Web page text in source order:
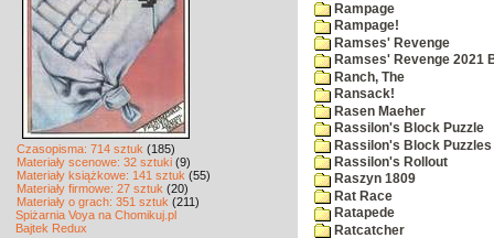
Czasopisma: 714 sztuk (185)
Materiały scenowe: 32 sztuki (9)
Materiały książkowe: 141 sztuk (55)
Materiały firmowe: 27 sztuk (20)
Materiały o grach: 351 sztuk (211)
Spiżarnia Voya na Chomikuj.pl
Bajtek Redux
Rampage
Rampage!
Ramses' Revenge
Ramses' Revenge 2021
Ranch, The
Ransack!
Rasen Maeher
Rassilon's Block Puzzle
Rassilon's Block Puzzles
Rassilon's Rollout
Raszyn 1809
Rat Race
Ratapede
Ratcatcher